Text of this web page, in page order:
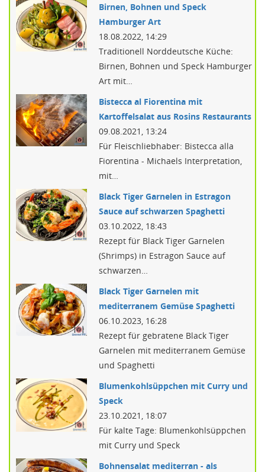
Birnen, Bohnen und Speck
Hamburger Art
18.08.2022, 14:29
Traditionell Norddeutsche Küche:
Birnen, Bohnen und Speck Hamburger
Art mit…
Bistecca al Fiorentina mit
Kartoffelsalat aus Rosins Restaurants
09.08.2021, 13:24
Für Fleischliebhaber: Bistecca alla
Fiorentina - Michaels Interpretation,
mit…
Black Tiger Garnelen in Estragon
Sauce auf schwarzen Spaghetti
03.10.2022, 18:43
Rezept für Black Tiger Garnelen
(Shrimps) in Estragon Sauce auf
schwarzen…
Black Tiger Garnelen mit
mediterranem Gemüse Spaghetti
06.10.2023, 16:28
Rezept für gebratene Black Tiger
Garnelen mit mediterranem Gemüse
und Spaghetti
Blumenkohlsüppchen mit Curry und
Speck
23.10.2021, 18:07
Für kalte Tage: Blumenkohlsüppchen
mit Curry und Speck
Bohnensalat mediterran - als